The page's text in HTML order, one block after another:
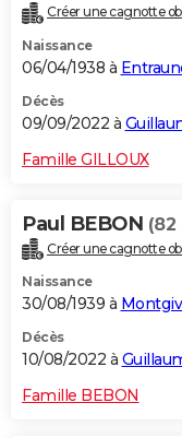
Créer une cagnotte
Naissance
06/04/1938 à
Décès
09/09/2022 à
Famille GILLOUX
Paul BEBON (82
Créer une cagnotte
Naissance
30/08/1939 à
Décès
10/08/2022 à
Famille BEBON